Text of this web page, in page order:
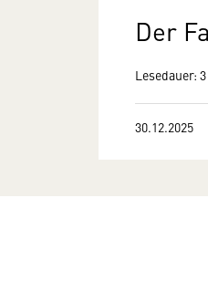
Der
Lesedauer:
30.12.2025